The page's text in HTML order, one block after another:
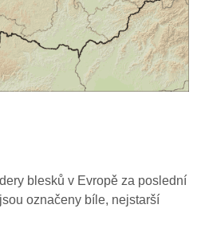
blesků v Evropě za poslední
označeny bíle, nejstarší